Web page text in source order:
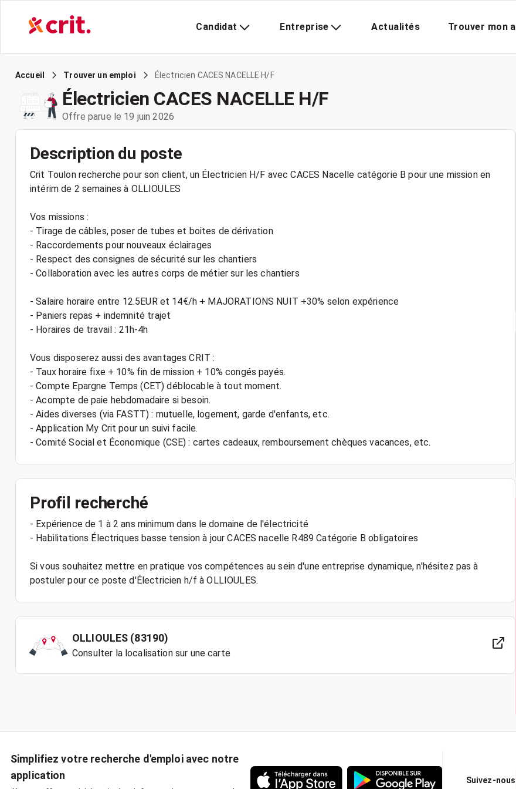
Candidat Entreprise Actualités Trouver mon
Accueil Trouver un emploi Électricien CACES NACELLE H/F
Électricien CACES NACELLE H/F
Offre parue le 19 juin 2026
Description du poste
Crit Toulon recherche pour son client, un Électricien H/F avec CACES Nacelle catégorie B pour une mission en
intérim de 2 semaines à OLLIOULES
Vos missions :
- Tirage de câbles, poser de tubes et boites de dérivation
- Raccordements pour nouveaux éclairages
- Respect des consignes de sécurité sur les chantiers
- Collaboration avec les autres corps de métier sur les chantiers
- Salaire horaire entre 12.5EUR et 14€/h + MAJORATIONS NUIT +30% selon expérience
- Paniers repas + indemnité trajet
- Horaires de travail : 21h-4h
Vous disposerez aussi des avantages CRIT :
- Taux horaire fixe + 10% fin de mission + 10% congés payés.
- Compte Epargne Temps (CET) déblocable à tout moment.
- Acompte de paie hebdomadaire si besoin.
- Aides diverses (via FASTT) : mutuelle, logement, garde d'enfants, etc.
- Application My Crit pour un suivi facile.
Profil recherché
- Expérience de 1 à 2 ans minimum dans le domaine de l'électricité
- Habilitations Électriques basse tension à jour CACES nacelle R489 Catégorie B obligatoires
Si vous souhaitez mettre en pratique vos compétences au sein d'une entreprise dynamique, n'hésitez pas à
OLLIOULES (83190)
Consulter la localisation sur une carte
Simplifiez votre recherche d'emploi avec notre
application
Suivez-nous